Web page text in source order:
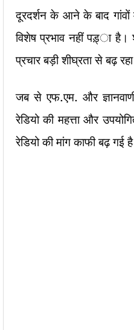
दूरदर्शन के आने के बाद गांवों
विशेष प्रभाव नहीं पड़्ा है।
प्रचार बड़ी शीघ्रता से बढ़
जब से एफ.एम. और
रेडियो की महत्ता और
रेडियो की मांग काफी बढ़ गई